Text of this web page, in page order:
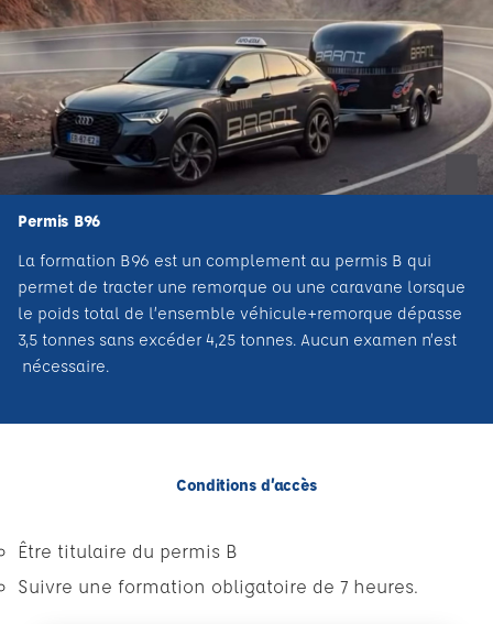
Permis B96
La formation B96 est un complement au permis B qui
permet de tracter une remorque ou une caravane lorsque
le poids total de l’ensemble véhicule+remorque dépasse
3,5 tonnes sans excéder 4,25 tonnes. Aucun examen n’est
nécessaire.
Conditions d’accès
Être titulaire du permis B
Suivre une formation obligatoire de 7 heures.